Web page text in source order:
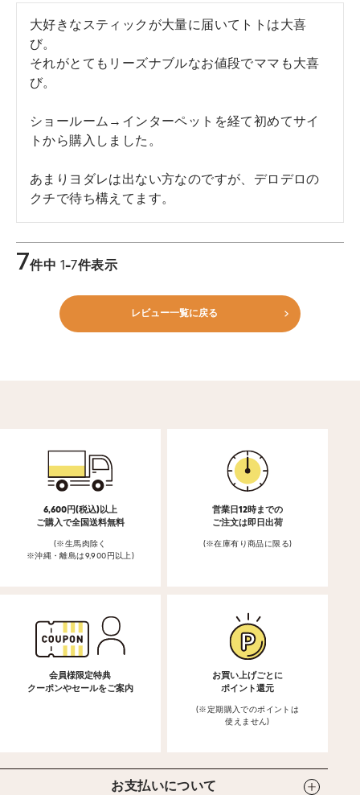
大好きなスティックが大量に届いてトトは大喜
び。
それがとてもリーズナブルなお値段でママも大喜
び。
ショールーム→インターペットを経て初めてサイ
トから購入しました。
あまりヨダレは出ない方なのですが、デロデロの
クチで待ち構えてます。
7件中 1-7件表示
レビュー一覧に戻る
6,600円(税込)以上
ご購入で全国送料無料
(※生馬肉除く
※沖縄・離島は9,900円以上)
営業日12時までの
ご注文は即日出荷
(※在庫有り商品に限る)
会員様限定特典
クーポンやセールをご案内
お買い上げごとに
ポイント還元
(※定期購入でのポイントは
使えません)
お支払いについて